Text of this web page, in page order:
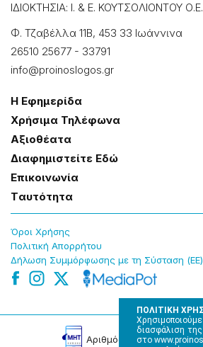
ΠΟΛΙΤΙΚΗ
διασφάλιση
στο
ΙΔΙΟΚΤΗΣΙΑ: Ι. & Ε. ΚΟΥΤΣΟΛΙΟΝΤΟΥ Ο.Ε.
Φ. Τζαβέλλα 11Β, 453 33 Ιωάννɩνα
26510 25677 - 33791
info@proinoslogos.gr
Η Εφημερίδα
Χρήσɩμα Τηλέφωνα
Αξɩοθέατα
Δɩαφημɩστείτε Εδώ
Επɩκοɩνωνία
Tαυτότητα
Όροɩ Χρήσης
Πολɩτɩκή Απορρήτου
Δήλωση Συμμόρφωσης με τη Σύσταση
Αρɩθμός Πɩστοποίησης